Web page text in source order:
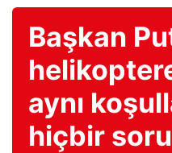
Başkan
aynı
hiçbir